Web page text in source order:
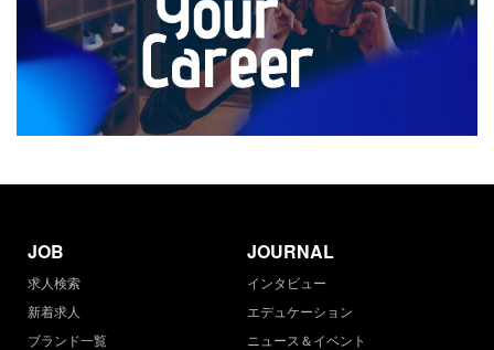
JOB
求人検索
新着求人
ブランド一覧
JOURNAL
インタビュー
エデュケーション
ニュース＆イベント